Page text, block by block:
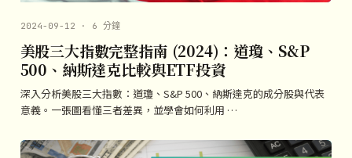
2024-09-12 · 6 分鐘
美股三大指數完整指南 (2024)：道瓊、S&P
500、納斯達克比較與ETF投資
深入分析美股三大指數：道瓊、S&P 500、納斯達克的成分股與代表
意義。一張圖看懂三者差異，並學會如何利用 …